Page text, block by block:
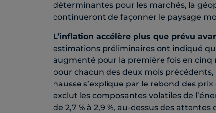
déterminantes pour les marchés, la
continueront de façonner le paysage
L’inflation accélère plus que prévu
estimations préliminaires ont indiqué
augmenté pour la première fois en cinq
pour chacun des deux mois précédents,
hausse s’explique par le rebond des
exclut les composantes volatiles de
de 2,7 % à 2,9 %, au-dessus des attentes